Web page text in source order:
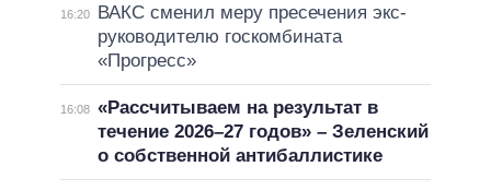
16:20
ВАКС сменил меру пресечения экс-
руководителю госкомбината
«Прогресс»
16:08 «Рассчитываем на результат в
течение 2026–27 годов» – Зеленский
о собственной антибаллистике